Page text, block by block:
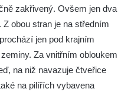
Počerady-
u Žďáru
zakřivený. Ovšem jen dva
obou stran je na středním
jen pod krajním
Za vnitřním obloukem
na niž navazuje čtveřice
na pilířích vybavena